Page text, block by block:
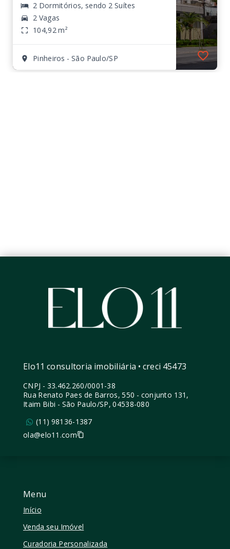
2 Dormitórios, sendo 2 Suítes
2 Vagas
104,92 m²
Pinheiros - São Paulo/SP
Menu
Início
Venda seu Imóvel
Curadoria Personalizada
Elo11 consultoria imobiliária • creci 45473
CNPJ - 33.462.260/0001-38
Rua Renato Paes de Barros, 550 - conjunto 131,
Itaim Bibi - São Paulo/SP, 04538-080
(11) 98136-1387
ola@elo11.com